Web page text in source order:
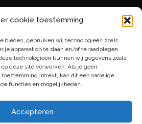
cookie toestemming
bieden, gebruiken wij technologieën zoals
je apparaat op te slaan en/of te raadplegen.
technologieën kunnen wij gegevens zoals
deze site verwerken. Als je geen
intrekt, kan dit een nadelige
functies en mogelijkheden.
Accepteren